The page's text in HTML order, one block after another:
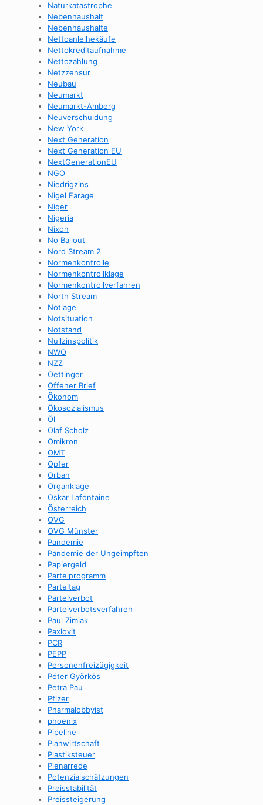
Naturkatastrophe
Nebenhaushalt
Nebenhaushalte
Nettoanleihekäufe
Nettokreditaufnahme
Nettozahlung
Netzzensur
Neubau
Neumarkt
Neumarkt-Amberg
Neuverschuldung
New York
Next Generation
Next Generation EU
NextGenerationEU
NGO
Niedrigzins
Nigel Farage
Niger
Nigeria
Nixon
No Bailout
Nord Stream 2
Normenkontrolle
Normenkontrollklage
Normenkontrollverfahren
North Stream
Notlage
Notsituation
Notstand
Nullzinspolitik
NWO
NZZ
Oettinger
Offener Brief
Ökonom
Ökosozialismus
Öl
Olaf Scholz
Omikron
OMT
Opfer
Orban
Organklage
Oskar Lafontaine
Österreich
OVG
OVG Münster
Pandemie
Pandemie der Ungeimpften
Papiergeld
Parteiprogramm
Parteitag
Parteiverbot
Parteiverbotsverfahren
Paul Zimiak
Paxlovit
PCR
PEPP
Personenfreizügigkeit
Péter Györkös
Petra Pau
Pfizer
Pharmalobbyist
phoenix
Pipeline
Planwirtschaft
Plastiksteuer
Plenarrede
Potenzialschätzungen
Preisstabilität
Preissteigerung